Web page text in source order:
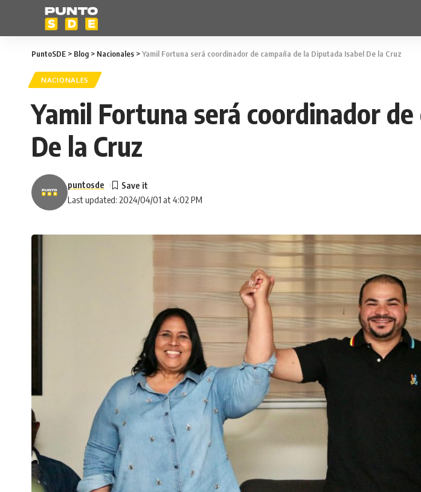
PuntoSDE > Blog > Nacionales >Yamil Fortuna será coordinador de campaña de la Diputada Isabel De la Cruz
NACIONALES
Yamil Fortuna será coordinador
De la Cruz
Last updated: 2024/04/01 at 4:02 PM
puntosde